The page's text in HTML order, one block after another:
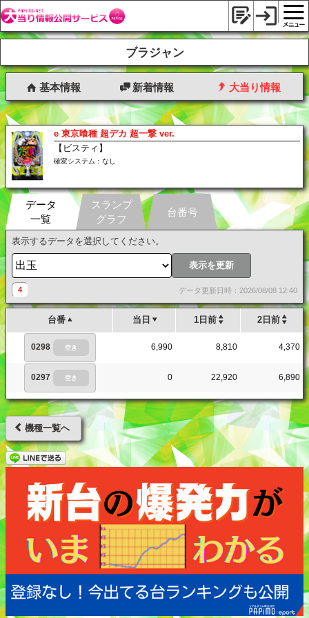
ブラジャン
基本情報 新着情報 大当り情報
e 東京喰種 超デカ 超一撃 ver.
【ビスティ】
確変システム：なし
データ
一覧
表示するデータを選択してください。
表示を更新
4 データ更新日時：2026/08/08 12:40
台番 当日 1日前 2日前
0298 空き 6,990 8,810 4,370
0297 空き 0 22,920 6,890
スランプ
グラフ
台番号
機種一覧へ